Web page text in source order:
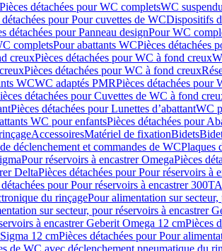
Pièces détachées pour WC completsWC
détachées pour Pour cuvettes de WCDispositifs
détachées pour Panneau designPour WC
completsPour abattants WCPièces détachées
creuxPièces détachées pour WC à fond creux
Pièces détachées pour WC à fond creux
WCWC adaptés PMRPièces détachées pour
détachées pour Cuvettes de WC à fond
Pièces détachées pour Lunettes d’abattantWC
WC pour enfantsPièces détachées pour
AccessoiresMatériel de fixationBidets
déclenchement et commandes de WCPlaques
Pour réservoirs à encastrer OmegaPièces
DeltaPièces détachées pour Pour réservoirs à
pour Pour réservoirs à encastrer 300T
du rinçagePour alimentation sur
sur secteur, pour réservoirs à encastrer
à encastrer Geberit Omega 12 cmPièces
12 cmPièces détachées pour Pour
de WC avec déclenchement pneumatique du